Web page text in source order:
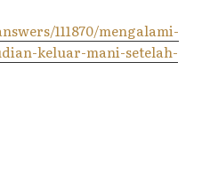
111870/mengalami-
keluar-mani-setelah-